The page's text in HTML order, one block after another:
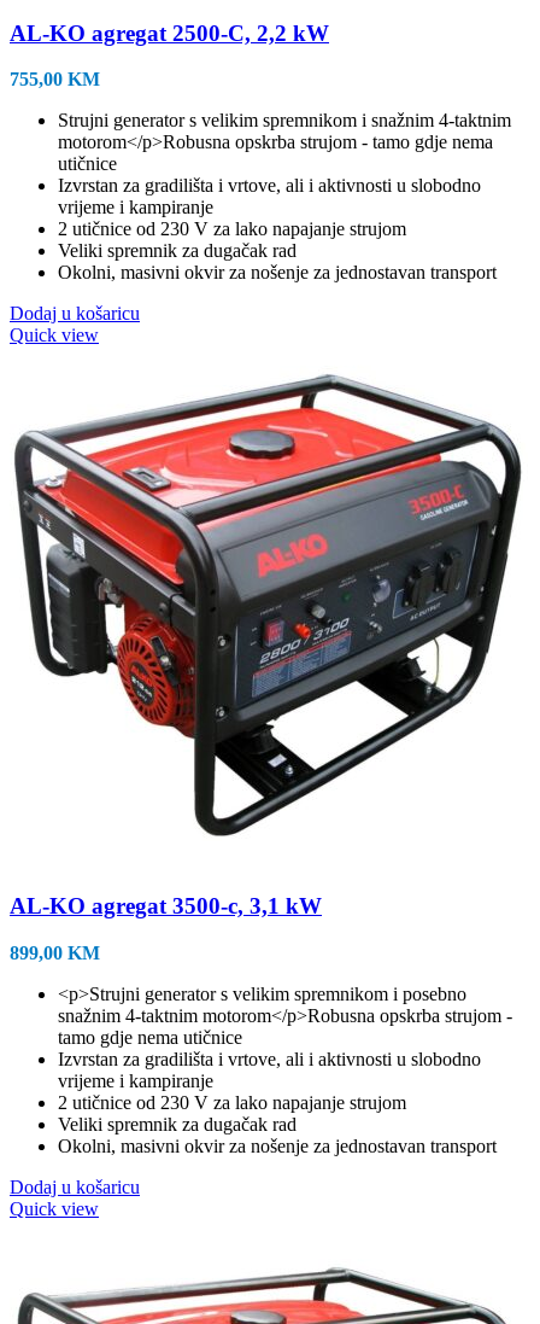
AL-KO agregat 2500-C, 2,2 kW
755,00 KM
Strujni generator s velikim spremnikom i snažnim 4-taktnim
motorom</p>Robusna opskrba strujom - tamo gdje nema
utičnice
Izvrstan za gradilišta i vrtove, ali i aktivnosti u slobodno
vrijeme i kampiranje
2 utičnice od 230 V za lako napajanje strujom
Veliki spremnik za dugačak rad
Okolni, masivni okvir za nošenje za jednostavan transport
Dodaj u košaricu
Quick view
AL-KO agregat 3500-c, 3,1 kW
899,00 KM
<p>Strujni generator s velikim spremnikom i posebno
snažnim 4-taktnim motorom</p>Robusna opskrba strujom -
tamo gdje nema utičnice
Izvrstan za gradilišta i vrtove, ali i aktivnosti u slobodno
vrijeme i kampiranje
2 utičnice od 230 V za lako napajanje strujom
Veliki spremnik za dugačak rad
Okolni, masivni okvir za nošenje za jednostavan transport
Dodaj u košaricu
Quick view